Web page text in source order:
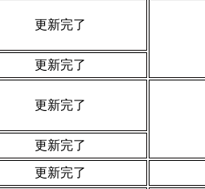
更新完了
更新完了
更新完了
更新完了
更新完了